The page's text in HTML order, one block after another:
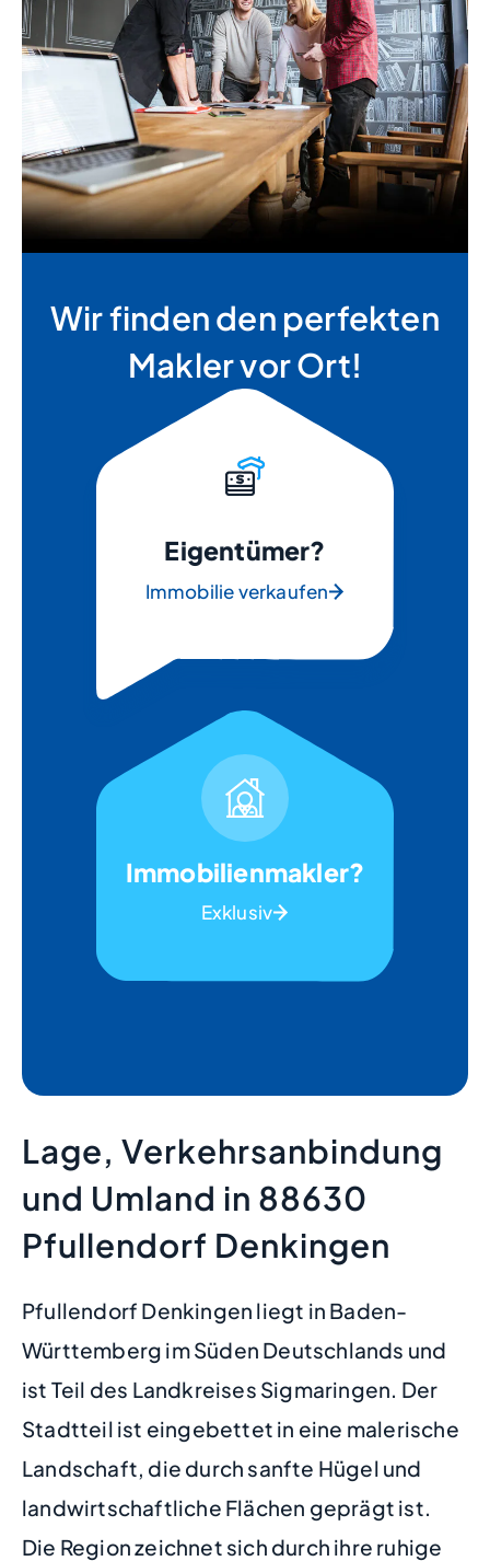
Wir finden den perfekten
Makler vor Ort!
Eigentümer?
Immobilie verkaufen
Immobilienmakler?
Exklusiv
Lage, Verkehrsanbindung
und Umland in 88630
Pfullendorf Denkingen
Pfullendorf Denkingen liegt in Baden-
Württemberg im Süden Deutschlands und
ist Teil des Landkreises Sigmaringen. Der
Stadtteil ist eingebettet in eine malerische
Landschaft, die durch sanfte Hügel und
landwirtschaftliche Flächen geprägt ist.
Die Region zeichnet sich durch ihre ruhige